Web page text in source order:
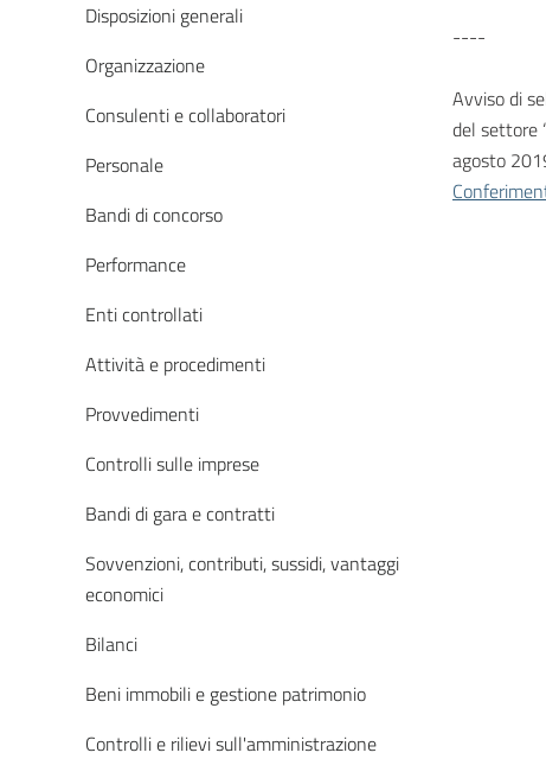
Disposizioni generali
Organizzazione
Consulenti e collaboratori
Personale
Bandi di concorso
Performance
Enti controllati
Attività e procedimenti
Provvedimenti
Controlli sulle imprese
Bandi di gara e contratti
Sovvenzioni, contributi, sussidi, vantaggi
economici
Bilanci
Beni immobili e gestione patrimonio
Controlli e rilievi sull'amministrazione
----
Avviso di
del settore
agosto